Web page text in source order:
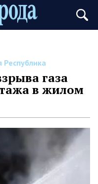
Республика
газа
в жилом